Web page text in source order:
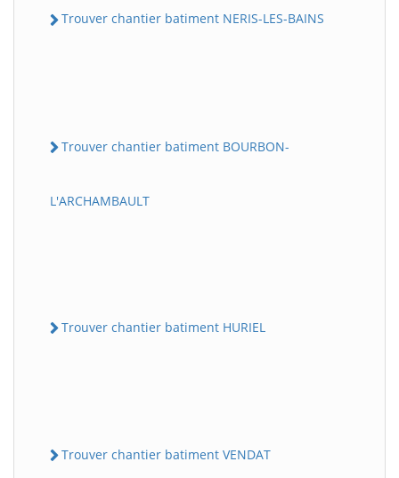
Trouver chantier batiment NERIS-LES-BAINS
Trouver chantier batiment BOURBON-
L'ARCHAMBAULT
Trouver chantier batiment HURIEL
Trouver chantier batiment VENDAT